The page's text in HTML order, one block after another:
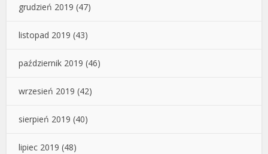
grudzień 2019 (47)
listopad 2019 (43)
październik 2019 (46)
wrzesień 2019 (42)
sierpień 2019 (40)
lipiec 2019 (48)